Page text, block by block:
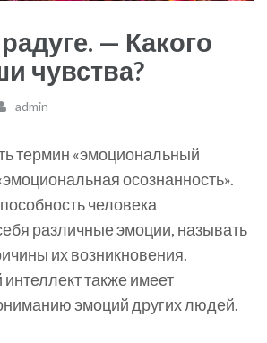
— Какого
чувства?
admin
термин «эмоциональный
осознанность».
человека
различные эмоции, называть
их возникновения.
также имеет
эмоций других людей.